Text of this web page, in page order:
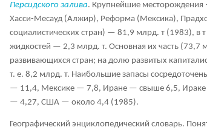
Персидского залива. Крупнейшие месторождения
Хасси-Месауд (Алжир), Реформа (Мексика),
социалистических стран) — 81,9 млрд. т (1983), в
жидкостей — 2,3 млрд. т. Основная их часть (73,7
развивающихся стран; на долю развитых
т. е. 8,2 млрд. т. Наибольшие запасы
— 11,4, Мексике — 7,8, Иране — свыше 6,5,
— 4,27, США — около 4,4 (1985).
Географический энциклопедический словарь.